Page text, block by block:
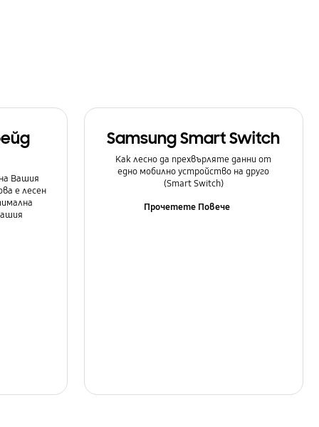
Вашия
е лесен
Samsung Smart Switch
Как лесно да прехвърляте данни от
едно мобилно устройство на друго
(Smart Switch)
Прочетете Повече